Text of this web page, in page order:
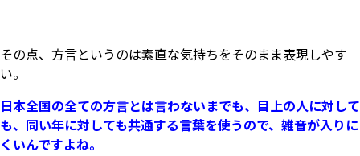
その点、方言というのは素直な気持ちをそのまま表現しやす
い。
日本全国の全ての方言とは言わないまでも、目上の人に対して
も、同い年に対しても共通する言葉を使うので、雑音が入りに
くいんですよね。